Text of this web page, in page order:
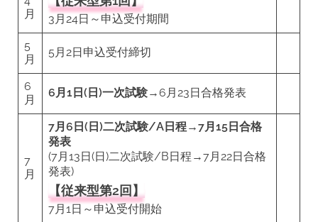
月
3月24日～申込受付期間
5
月
5月2日申込受付締切
6
月
6月1日(日)一次試験→6月23日合格発表
7
月
7月6日(日)二次試験/A日程→7月15日合格
発表
(7月13日(日)二次試験/B日程→7月22日合格
発表)
【従来型第2回】
7月1日～申込受付開始